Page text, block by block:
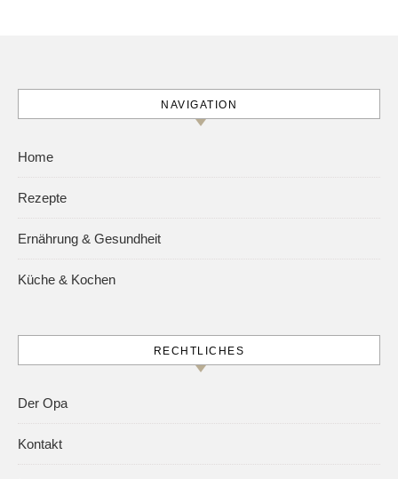
NAVIGATION
Home
Rezepte
Ernährung & Gesundheit
Küche & Kochen
RECHTLICHES
Der Opa
Kontakt